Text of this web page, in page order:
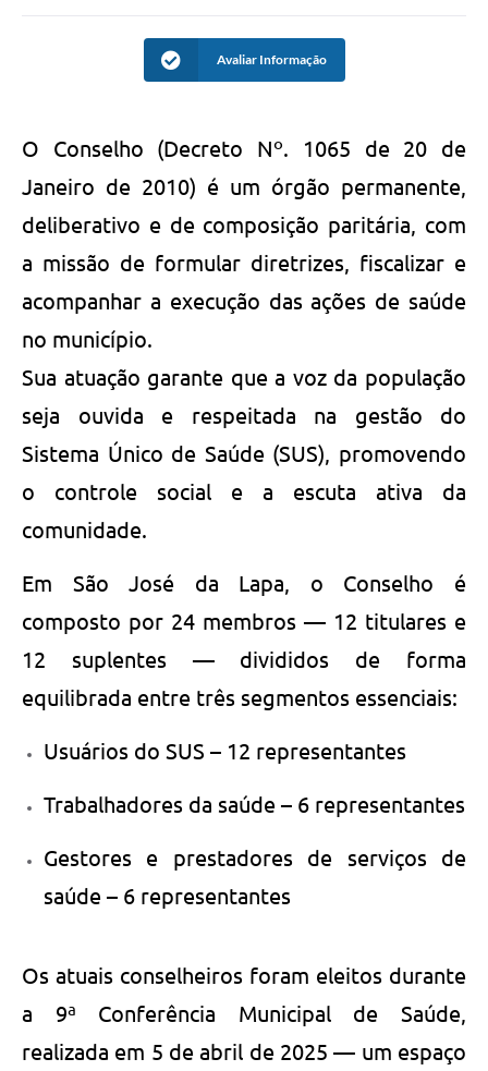
Avaliar Informação
O Conselho (Decreto Nº. 1065 de 20 de
Janeiro de 2010) é um órgão permanente,
deliberativo e de composição paritária, com
a missão de formular diretrizes, fiscalizar e
acompanhar a execução das ações de saúde
no município.
Sua atuação garante que a voz da população
seja ouvida e respeitada na gestão do
Sistema Único de Saúde (SUS), promovendo
o controle social e a escuta ativa da
comunidade.
Em São José da Lapa, o Conselho é
composto por 24 membros — 12 titulares e
12 suplentes — divididos de forma
equilibrada entre três segmentos essenciais:
Usuários do SUS – 12 representantes
Trabalhadores da saúde – 6 representantes
Gestores e prestadores de serviços de
saúde – 6 representantes
Os atuais conselheiros foram eleitos durante
a 9ª Conferência Municipal de Saúde,
realizada em 5 de abril de 2025 — um espaço